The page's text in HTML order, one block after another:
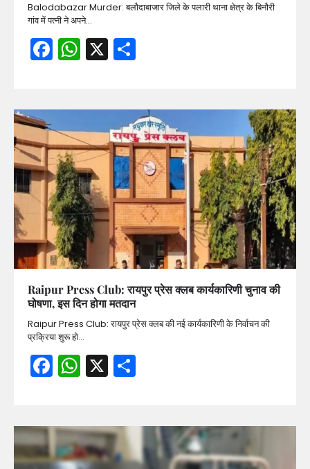
Balodabazar Murder: बलौदाबाजार जिले के पलारी थाना क्षेत्र के बिनौरी
गांव में पत्नी ने अपने…
Facebook
WhatsApp
X
Raipur Press Club: रायपुर प्रेस क्लब कार्यकारिणी चुनाव की
घोषणा, इस दिन होगा मतदान
Raipur Press Club: रायपुर प्रेस क्लब की नई कार्यकारिणी के निर्वाचन की
प्रक्रिया शुरू हो…
Facebook
WhatsApp
X